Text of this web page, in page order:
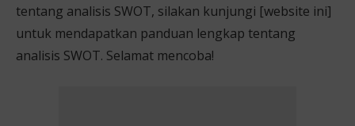
tentang analisis SWOT, silakan kunjungi [website ini]
untuk mendapatkan panduan lengkap tentang
analisis SWOT. Selamat mencoba!